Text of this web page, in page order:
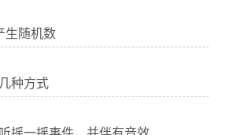
生随机数
种方式